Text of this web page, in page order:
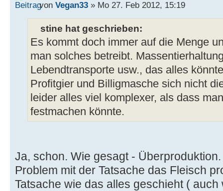
von Vegan33 » Mo 27. Feb 2012, 15:19
stine hat geschrieben:
Es kommt doch immer auf die Menge
man solches betreibt.
Lebendtransporte usw., das alles
Profitgier und Billigmasche sich nicht
leider alles viel komplexer, als dass
festmachen könnte.
Ja, schon. Wie gesagt -
Problem mit der Tatsache das Fleisch
Tatsache wie das alles geschieht (